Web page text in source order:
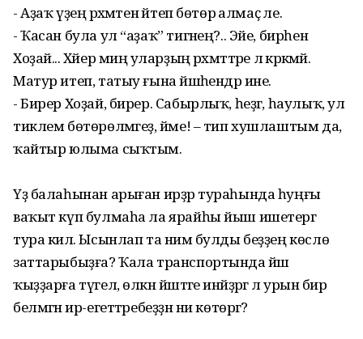
- Аҙаҡ үҙеңә рәхмәтен әйтеп бөтөрә алмаҫ әле.
- Ҡасан була ул “аҙаҡ” тигәнең?.. Эйе, бирһен
Хоҙай... Хәйер миңә уларҙың рәхмәттәре лә кәрәкмәй.
Матур итеп, татыу ғына йәшәһендәр ине.
- Бирер Хоҙай, бирер. Сабырлыҡ, һеҙгә, һаулыҡ, ул
тиклем бөтөрөлмәгеҙ, йәме! – тип хушлаштым да,
ҡайтыр юлыма сыҡтым.
Үҙ балаһынан арыған ирҙәр тураһында һуңғы
ваҡыт күп булмаһа ла ярайһы йыш ишетергә
тура килә. Ысынлап та нимә булды беҙҙең көслө
заттарыбыҙға? Ҡала транспортында йәш
ҡыҙҙарға түгел, өлкән йәштәге инәйҙәргә лә урын бирә
белмәгән ир-егеттәребеҙҙән ни көтөргә?